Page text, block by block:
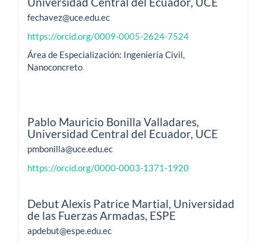
fechavez@uce.edu.ec
https://orcid.org/0009-0005-2624-7524
Área de Especialización: Ingeniería Civil,
Nanoconcreto
Pablo Mauricio Bonilla Valladares,
Universidad Central del Ecuador, UCE
pmbonilla@uce.edu.ec
https://orcid.org/0000-0003-1371-1920
Debut Alexis Patrice Martial, Universidad
de las Fuerzas Armadas, ESPE
apdebut@espe.edu.ec